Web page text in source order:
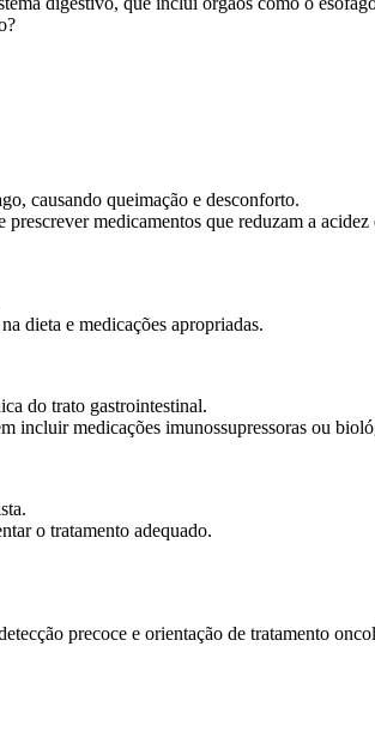
causando queimação e desconforto.
medicamentos que reduzam a acidez
dieta e medicações apropriadas.
do trato gastrointestinal.
incluir medicações imunossupressoras ou
o tratamento adequado.
precoce e orientação de tratamento